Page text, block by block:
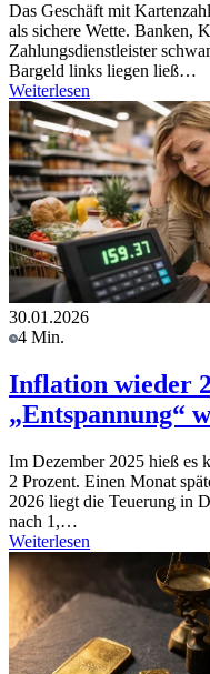
Das Geschäft mit
als sichere Wette. Banken,
Zahlungsdienstleister
Bargeld links liegen ließ…
Weiterlesen
30.01.2026
4 Min.
Inflation wieder
„Entspannung“
Im Dezember 2025 hieß es
2 Prozent. Einen Monat
2026 liegt die Teuerung in
nach 1,…
Weiterlesen